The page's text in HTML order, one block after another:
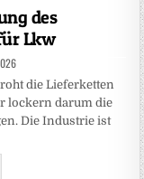
des
Lkw
die Lieferketten
lockern darum die
Die Industrie ist